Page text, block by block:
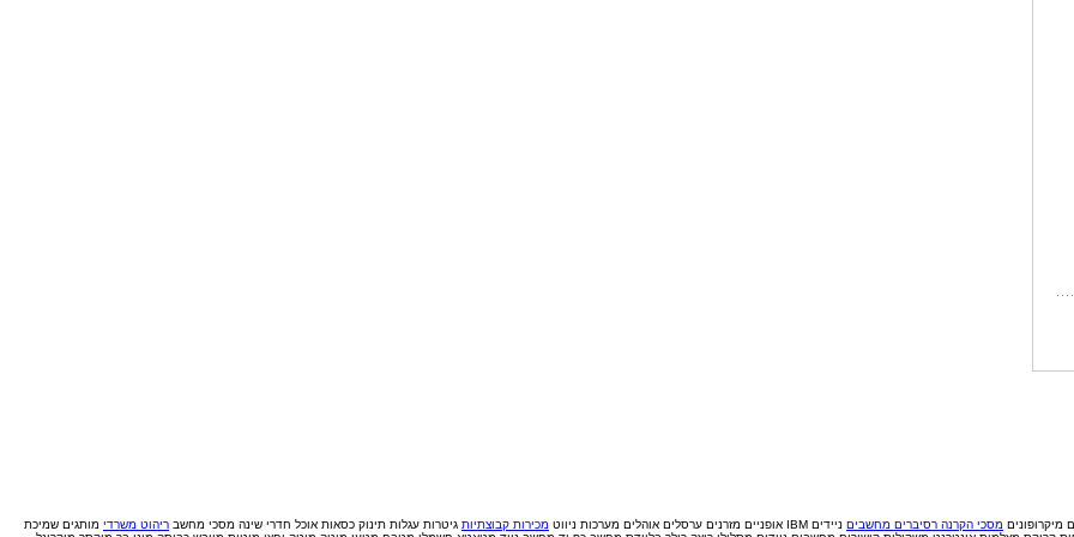
מיקרופונים מסכי הקרנה רסיברים מחשבים ניידים IBM אופניים מזרנים ערסלים אוהלים מערכות ניווט מכירות קבוצתיות גיטרות עגלות תינוק כסאות אוכל חדרי שינה מסכי מחשב ריהוט משרדי מותגים שמיכת